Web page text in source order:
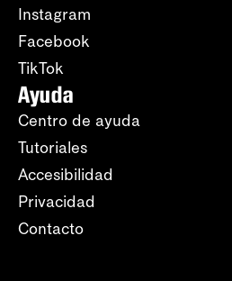
Instagram
Facebook
TikTok
Ayuda
Centro de ayuda
Tutoriales
Accesibilidad
Privacidad
Contacto